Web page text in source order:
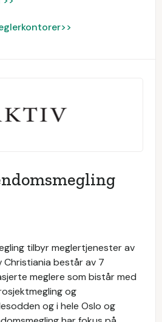
tilbyr meglertjenester av
består av 7
meglere som bistår med
og
og i hele Oslo og